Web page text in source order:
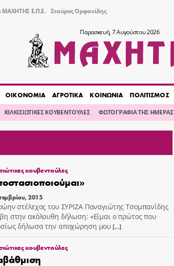
ΜΑΧΗΤΗΣ Ε.Π.Ε. Σταύρος Ορφανίδης
Παρασκευή, 7 Αυγούστου 2026
ΟΙΚΟΝΟΜΙΑ ΑΓΡΟΤΙΚΑ ΚΟΙΝΩΝΙΑ ΠΟΛΙΤΙΣΜΟΣ
ΚΙΛΚΙΣΙΩΤΙΚΕΣ ΚΟΥΒΕΝΤΟΥΛΕΣ ΦΩΤΟΓΡΑΦΙΑ ΤΗΣ ΗΜΕΡΑΣ
κουβεντούλες
2015
στέλεχος του ΣΥΡΙΖΑ Παναγιώτης Τσομπανίδης
στην ακόλουθη δήλωση: «Είμαι ο πρώτος που
δήλωσα την αποχώρηση μου […]
κουβεντούλες